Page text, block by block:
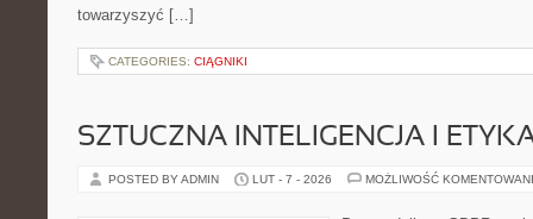
towarzyszyć […]
CATEGORIES: CIĄGNIKI
SZTUCZNA INTELIGENCJA I
POSTED BY ADMIN LUT - 7 - 2026 MOŻLIWOŚĆ